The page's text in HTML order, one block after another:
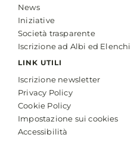
News
Iniziative
Società trasparente
Iscrizione ad Albi ed Elenchi
LINK UTILI
Iscrizione newsletter
Privacy Policy
Cookie Policy
Impostazione sui cookies
Accessibilità